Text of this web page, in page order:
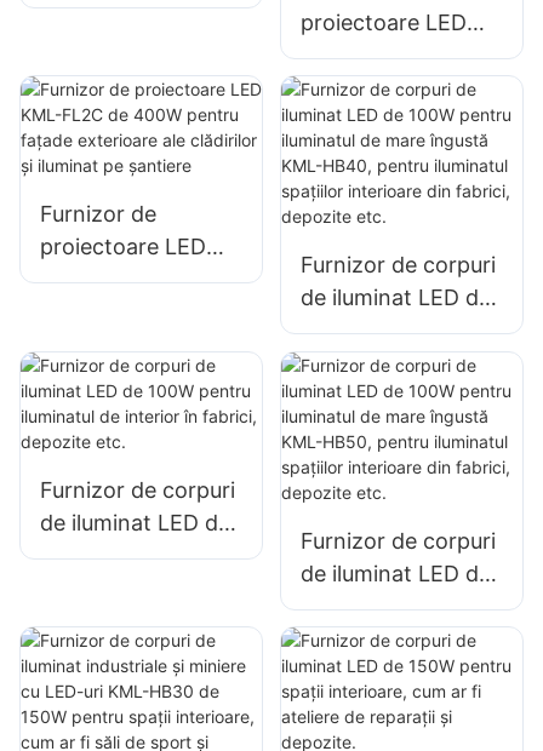
doc
proiectoare LED
KML-FL2C de 50W
pentru panouri
publicitare
exterioare și
iluminat publicitar
de mari dimensiuni
Furnizor de
proiectoare LED
KML-FL2C de
ale clădirilor și
iluminat pe șantiere
Furnizor de corpuri
de iluminat LED de
100W pentru
iluminatul de mare
îngustă KML-HB40,
pentru iluminatul
spațiilor interioare
din fabrici,
depozite etc.
Furnizor de corpuri
de iluminat LED de
100W pentru
interior în fabrici,
depozite etc.
Furnizor de corpuri
de iluminat LED de
100W pentru
iluminatul de mare
îngustă KML-HB50,
pentru iluminatul
spațiilor interioare